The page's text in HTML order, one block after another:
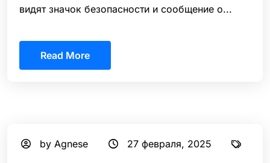
видят значок безопасности и сообщение о...
Read More
by Agnese 27 февраля, 2025